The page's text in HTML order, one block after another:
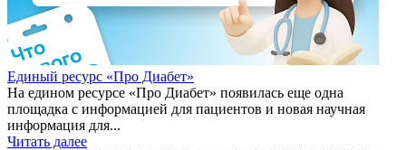
Единый ресурс «Про Диабет»
На едином ресурсе «Про Диабет» появилась еще одна
площадка с информацией для пациентов и новая научная
информация для...
Читать далее